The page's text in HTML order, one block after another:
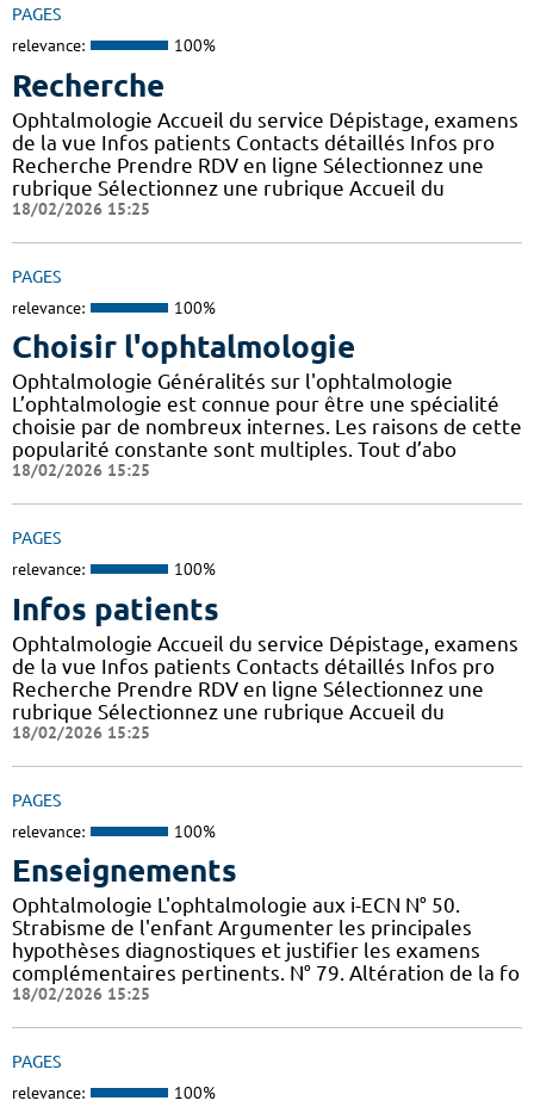
PAGES
relevance: 100%
Recherche
Ophtalmologie Accueil du service Dépistage, examens
de la vue Infos patients Contacts détaillés Infos pro
Recherche Prendre RDV en ligne Sélectionnez une
rubrique Sélectionnez une rubrique Accueil du
18/02/2026 15:25
PAGES
relevance: 100%
Choisir l'ophtalmologie
Ophtalmologie Généralités sur l'ophtalmologie
L’ophtalmologie est connue pour être une spécialité
choisie par de nombreux internes. Les raisons de cette
popularité constante sont multiples. Tout d’abo
18/02/2026 15:25
PAGES
relevance: 100%
Infos patients
Ophtalmologie Accueil du service Dépistage, examens
de la vue Infos patients Contacts détaillés Infos pro
Recherche Prendre RDV en ligne Sélectionnez une
rubrique Sélectionnez une rubrique Accueil du
18/02/2026 15:25
PAGES
relevance: 100%
Enseignements
Ophtalmologie L'ophtalmologie aux i-ECN N° 50.
Strabisme de l'enfant Argumenter les principales
hypothèses diagnostiques et justifier les examens
complémentaires pertinents. N° 79. Altération de la fo
18/02/2026 15:25
PAGES
relevance: 100%